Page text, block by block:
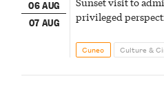
06 AUG
07 AUG
privileged
Cuneo Culture &